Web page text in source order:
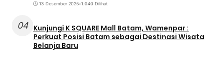
13 Desember 2025•1.040 Dilihat
04 Kunjungi K SQUARE Mall Batam, Wamenpar :
Perkuat Posisi Batam sebagai Destinasi Wisata
Belanja Baru